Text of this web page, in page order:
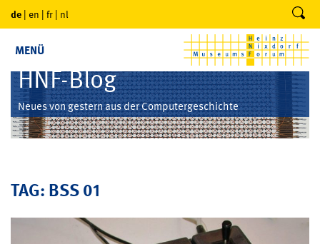
de | en | fr | nl
MENÜ
HNF-Blog
Neues von gestern aus der Computergeschichte
TAG: BSS 01